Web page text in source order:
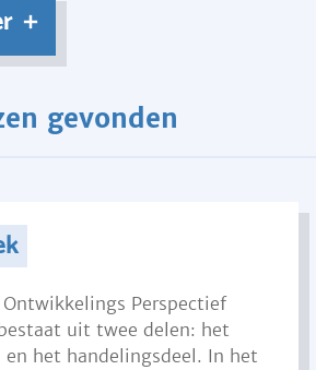
gevonden
Perspectief
uit twee delen: het
en het handelingsdeel. In het